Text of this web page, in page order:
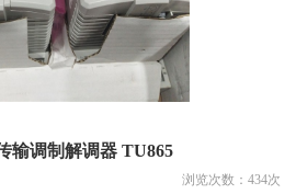
输调制解调器 TU865
浏览次数： 434次